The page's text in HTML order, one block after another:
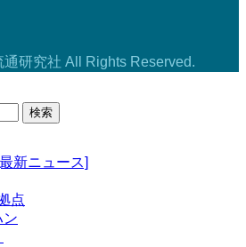
研究社 All Rights Reserved.
新ニュース]
点
ン